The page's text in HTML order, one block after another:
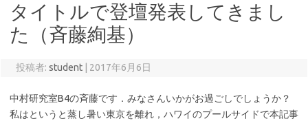
タイトルで登壇発表してきまし
た（斉藤絢基）
投稿者: student 2017年6月6日
中村研究室B4の斉藤です．みなさんいかがお過ごしでしょうか？
私はというと蒸し暑い東京を離れ，ハワイのプールサイドで本記事